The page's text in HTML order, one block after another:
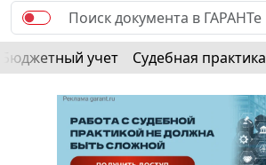
Бюджетный учет Судебная практика